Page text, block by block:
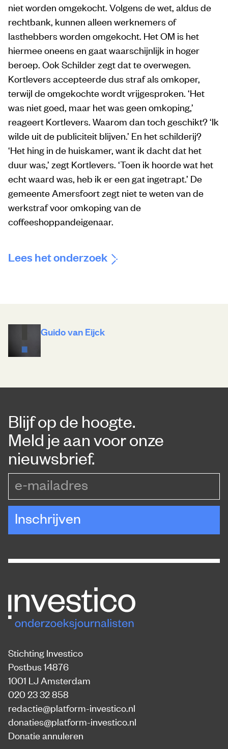
niet worden omgekocht. Volgens de wet, aldus de
rechtbank, kunnen alleen werknemers of
lasthebbers worden omgekocht. Het OM is het
hiermee oneens en gaat waarschijnlijk in hoger
beroep. Ook Schilder zegt dat te overwegen.
Kortlevers accepteerde dus straf als omkoper,
terwijl de omgekochte wordt vrijgesproken. ‘Het
was niet goed, maar het was geen omkoping,’
reageert Kortlevers. Waarom dan toch geschikt? ‘Ik
wilde uit de publiciteit blijven.’ En het schilderij?
‘Het hing in de huiskamer, want ik dacht dat het
duur was,’ zegt Kortlevers. ‘Toen ik hoorde wat het
echt waard was, heb ik er een gat ingetrapt.’ De
gemeente Amersfoort zegt niet te weten van de
werkstraf voor omkoping van de
coffeeshoppandeigenaar.
Lees het onderzoek
Guido van Eijck
Blijf op de hoogte.
Meld je aan voor onze
nieuwsbrief.
Inschrijven
Stichting Investico
Postbus 14876
1001 LJ Amsterdam
020 23 32 858
redactie@platform-investico.nl
donaties@platform-investico.nl
Donatie annuleren